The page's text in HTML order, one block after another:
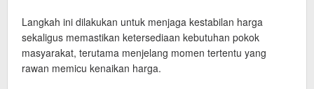
Langkah ini dilakukan untuk menjaga kestabilan harga
sekaligus memastikan ketersediaan kebutuhan pokok
masyarakat, terutama menjelang momen tertentu yang
rawan memicu kenaikan harga.